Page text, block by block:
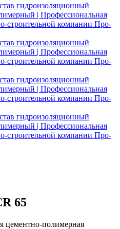
65
цементно-полимерная